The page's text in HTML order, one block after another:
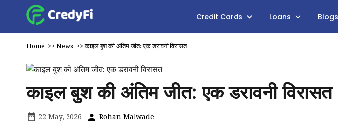
Credit Cards Loans Blogs
Home >>News >>काइल बुश की अंतिम जीत: एक डरावनी विरासत
काइल बुश की अंतिम जीत: एक डरावनी विरासत
22 May, 2026 Rohan Malwade